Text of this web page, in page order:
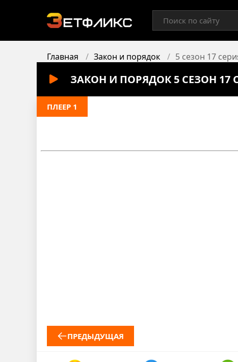
Главная Закон и порядок 5 сезон 17
ЗАКОН И ПОРЯДОК 5 СЕЗОН 17
ПЛЕЕР 1
ПРЕДЫДУЩАЯ